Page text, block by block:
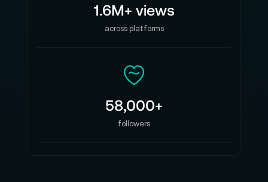
1.6M+ views
across platforms
58,000+
followers